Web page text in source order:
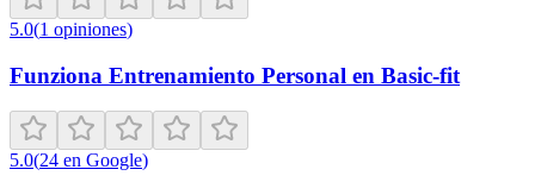
5.0(1 opiniones)
Funziona Entrenamiento Personal en Basic-fit
5.0(24 en Google)